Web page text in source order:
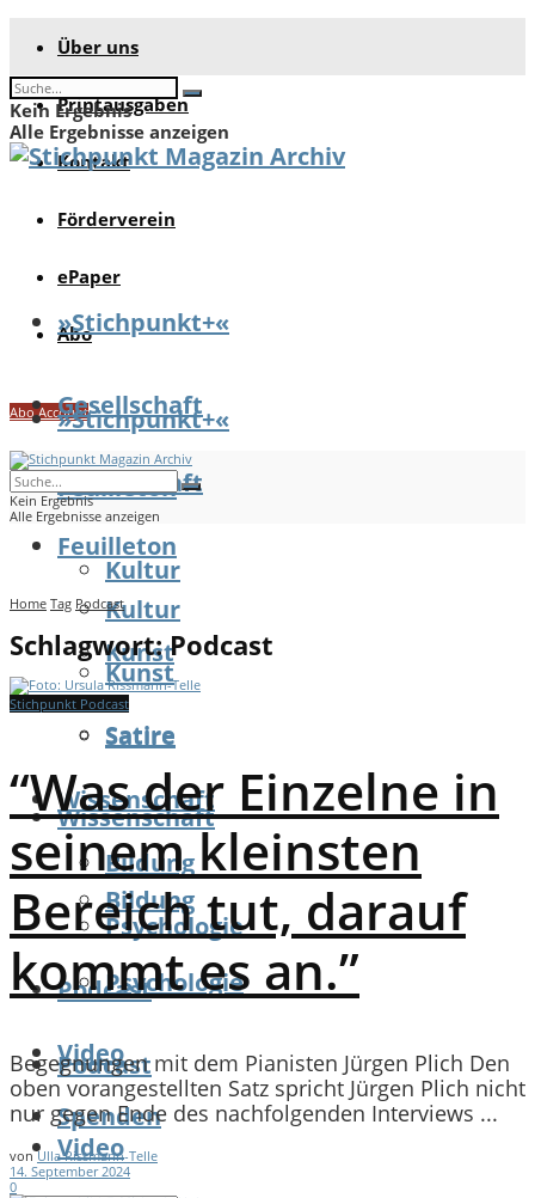
Über uns
Printausgaben
Kontakt
Förderverein
ePaper
Abo
Abo Account
Kein Ergebnis
Alle Ergebnisse anzeigen
»Stichpunkt+«
Gesellschaft
Feuilleton
Kultur
Kunst
Satire
Wissenschaft
Bildung
Psychologie
Podcast
Video
»Stichpunkt+«
Gesellschaft
Feuilleton
Kultur
Kunst
Satire
Wissenschaft
Bildung
Psychologie
Podcast
Video
Spenden
Kein Ergebnis
Alle Ergebnisse anzeigen
Home Tag Podcast
Schlagwort:Podcast
Stichpunkt Podcast
“Was der Einzelne in
seinem kleinsten
Bereich tut, darauf
kommt es an.”
Begegnungen mit dem Pianisten Jürgen Plich Den
oben vorangestellten Satz spricht Jürgen Plich nicht
nur gegen Ende des nachfolgenden Interviews ...
von Ulla Rissmann-Telle
14. September 2024
0